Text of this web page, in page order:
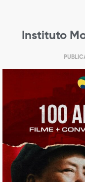
Instituto